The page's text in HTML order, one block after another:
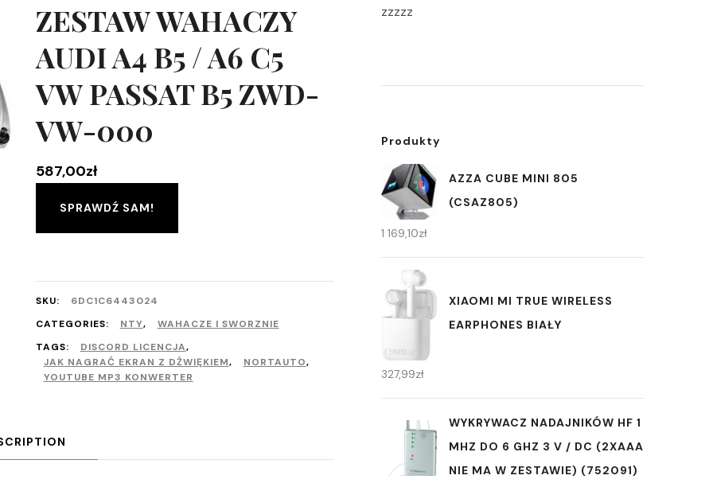
ZESTAW WAHACZY
AUDI A4 B5 / A6 C5
VW PASSAT B5 ZWD-
VW-000
587,00zł
SPRAWDŹ SAM!
SKU:
6DC1C6443024
CATEGORIES:
NTY,
WAHACZE I SWORZNIE
TAGS:
DISCORD LICENCJA,
JAK NAGRAĆ EKRAN Z DŹWIĘKIEM, NORTAUTO,
YOUTUBE MP3 KONWERTER
zzzzz
Produkty
AZZA CUBE MINI 805
(CSAZ805)
1 169,10zł
XIAOMI MI TRUE WIRELESS
EARPHONES BIAŁY
327,99zł
WYKRYWACZ NADAJNIKÓW HF 1
MHZ DO 6 GHZ 3 V / DC (2XAAA
NIE MA W ZESTAWIE) (752091)